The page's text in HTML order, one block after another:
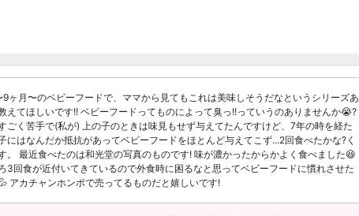
9ヶ月〜のベビーフードで、ママから見てもこれは美味しそうだなというシリーズあ
えてほしいです!! ベビーフードってものによって臭っ!!っていうのありませんか😭?
ごく苦手で(私が) 上の子のときは味見もせず与えてたんですけど、7年の時を経た
にはなんだか抵抗があってベビーフードをほとんど与えてこず...2回食べたかな?く
。 最近食べたのは和光堂の写真のものです! 味が濃かったからかよく食べました😆
3回食が近付いてきているので外食時に困るなと思ってベビーフードに慣れさせた
アカチャンホンポで売ってるものだと嬉しいです!